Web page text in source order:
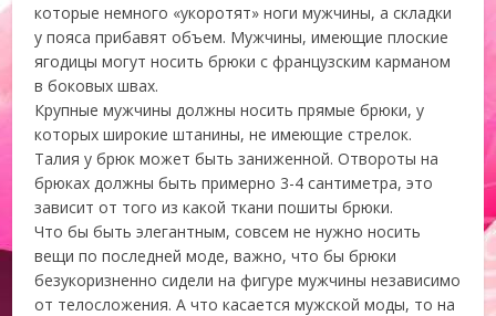
которые немного «укоротят» ноги мужчины, а складки
у пояса прибавят объем. Мужчины, имеющие плоские
ягодицы могут носить брюки с французским карманом
в боковых швах.
Крупные мужчины должны носить прямые брюки, у
которых широкие штанины, не имеющие стрелок.
Талия у брюк может быть заниженной. Отвороты на
брюках должны быть примерно 3-4 сантиметра, это
зависит от того из какой ткани пошиты брюки.
Что бы быть элегантным, совсем не нужно носить
вещи по последней моде, важно, что бы брюки
безукоризненно сидели на фигуре мужчины независимо
от телосложения. А что касается мужской моды, то на